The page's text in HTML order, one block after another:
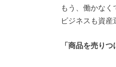
もう、働かなく
ビジネスも資産
「商品を売り